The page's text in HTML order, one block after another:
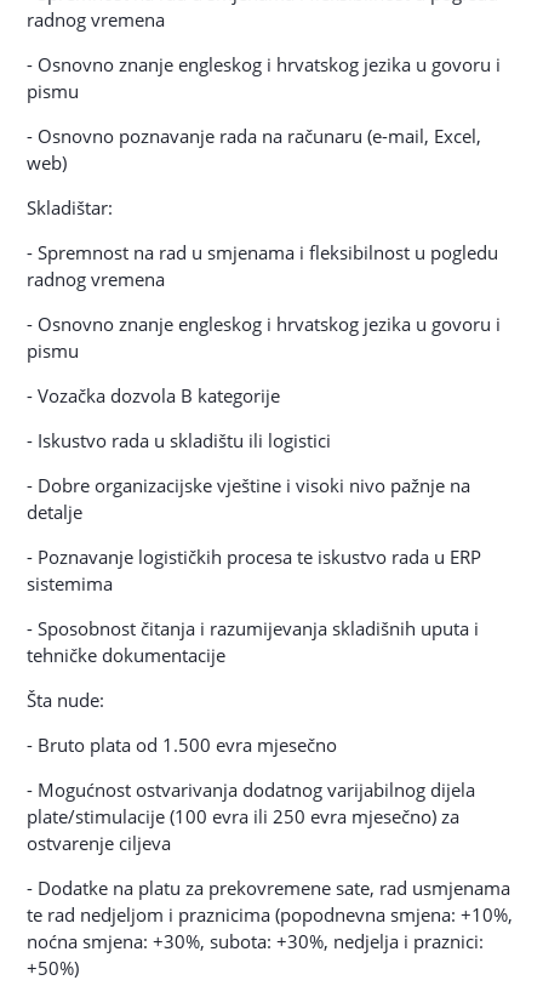
radnog vremena
- Osnovno znanje engleskog i hrvatskog jezika u govoru i
pismu
- Osnovno poznavanje rada na računaru (e-mail, Excel,
web)
Skladištar:
- Spremnost na rad u smjenama i fleksibilnost u pogledu
radnog vremena
- Osnovno znanje engleskog i hrvatskog jezika u govoru i
pismu
- Vozačka dozvola B kategorije
- Iskustvo rada u skladištu ili logistici
- Dobre organizacijske vještine i visoki nivo pažnje na
detalje
- Poznavanje logističkih procesa te iskustvo rada u ERP
sistemima
- Sposobnost čitanja i razumijevanja skladišnih uputa i
tehničke dokumentacije
Šta nude:
- Bruto plata od 1.500 evra mjesečno
- Mogućnost ostvarivanja dodatnog varijabilnog dijela
plate/stimulacije (100 evra ili 250 evra mjesečno) za
ostvarenje ciljeva
- Dodatke na platu za prekovremene sate, rad usmjenama
te rad nedjeljom i praznicima (popodnevna smjena: +10%,
noćna smjena: +30%, subota: +30%, nedjelja i praznici:
+50%)